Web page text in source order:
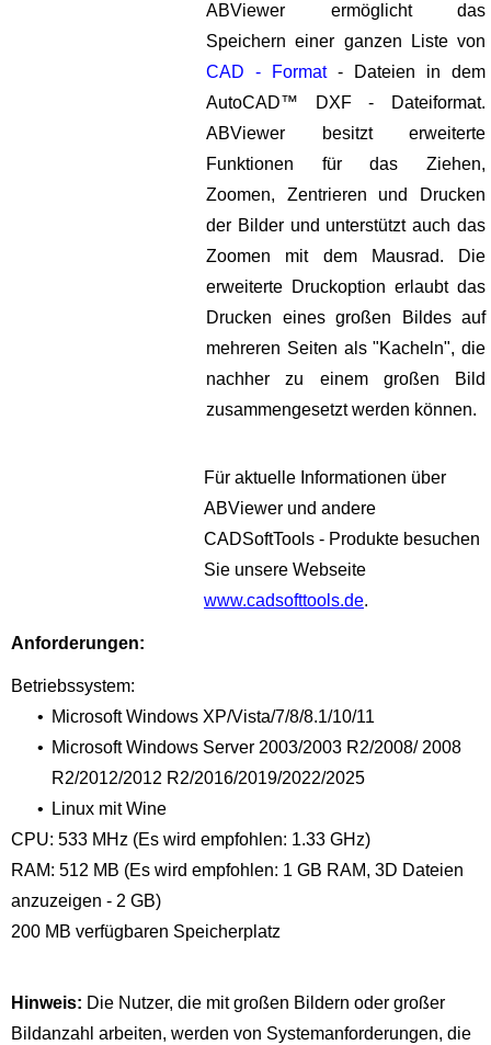
ABViewer ermöglicht das
Speichern einer ganzen Liste von
CAD - Format- Dateien in dem
AutoCAD™ DXF - Dateiformat.
ABViewer besitzt erweiterte
Funktionen für das Ziehen,
Zoomen, Zentrieren und Drucken
der Bilder und unterstützt auch das
Zoomen mit dem Mausrad. Die
erweiterte Druckoption erlaubt das
Drucken eines großen Bildes auf
mehreren Seiten als "Kacheln", die
nachher zu einem großen Bild
zusammengesetzt werden können.
Für aktuelle Informationen über
ABViewer und andere
CADSoftTools - Produkte besuchen
Sie unsere Webseite
www.cadsofttools.de.
Anforderungen:
Betriebssystem:
• Microsoft Windows XP/Vista/7/8/8.1/10/11
• Microsoft Windows Server 2003/2003 R2/2008/ 2008
R2/2012/2012 R2/2016/2019/2022/2025
•
Linux mit Wine
CPU: 533 MHz (Es wird empfohlen: 1.33 GHz)
RAM: 512 MB (Es wird empfohlen: 1 GB RAM, 3D Dateien
anzuzeigen - 2 GB)
200 MB verfügbaren Speicherplatz
Hinweis: Die Nutzer, die mit großen Bildern oder großer
Bildanzahl arbeiten, werden von Systemanforderungen, die